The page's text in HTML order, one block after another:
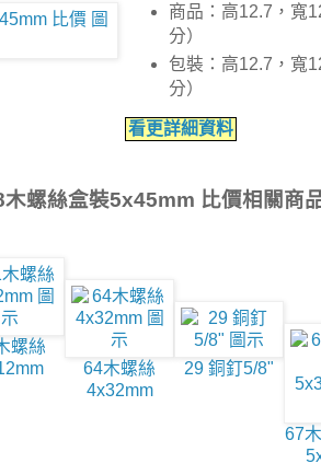
商品：高12.7，寬
分）
包裝：高12.7，寬
分）
看更詳細資料
木螺絲盒裝5x45mm 比價相關商
螺絲
64木螺絲
4x32mm
29 銅釘5/8"
67